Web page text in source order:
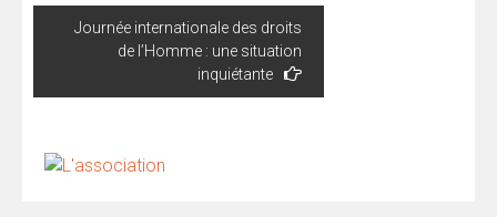
Journée internationale des droits
de l’Homme : une situation
inquiétante